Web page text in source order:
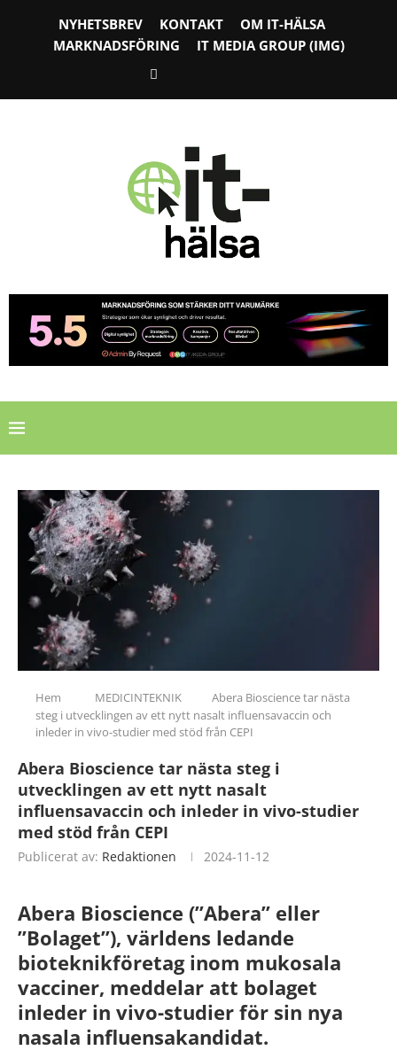
NYHETSBREV KONTAKT
OM IT-HÄLSA
MARKNADSFÖRING
IT MEDIA GROUP (IMG)
Hem MEDICINTEKNIK
Abera Bioscience tar nästa
steg i utvecklingen av ett nytt nasalt influensavaccin och
inleder in vivo-studier med stöd från CEPI
Abera Bioscience tar nästa steg i
utvecklingen av ett nytt nasalt
influensavaccin och inleder in vivo-studier
med stöd från CEPI
Publicerat av: Redaktionen 2024-11-12
Abera Bioscience (”Abera” eller
”Bolaget”), världens ledande
bioteknikföretag inom mukosala
vacciner, meddelar att bolaget
inleder in vivo-studier för sin nya
nasala influensakandidat.